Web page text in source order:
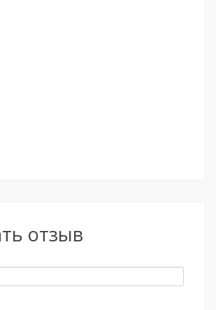
отзыв